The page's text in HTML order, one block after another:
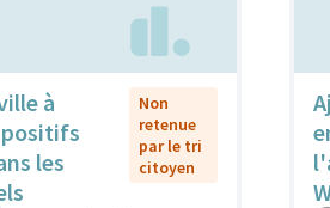
à
les
Non
retenue
par le tri
citoyen